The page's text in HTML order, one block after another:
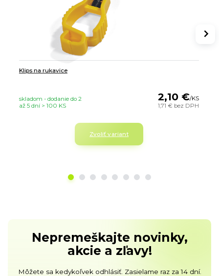
Klips na rukavice
2,10 €/KS
1,71 € bez DPH
skladom - dodanie do 2
až 5 dní > 100 KS
Zvoliť variant
Nepremeškajte novinky,
akcie a zľavy!
Môžete sa kedykoľvek odhlásiť. Zasielame raz za 14 dní.